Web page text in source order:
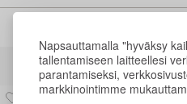
Napsauttamalla "hyväksy
tallentamiseen laitteellesi
parantamiseksi,
markkinointimme
Muiden